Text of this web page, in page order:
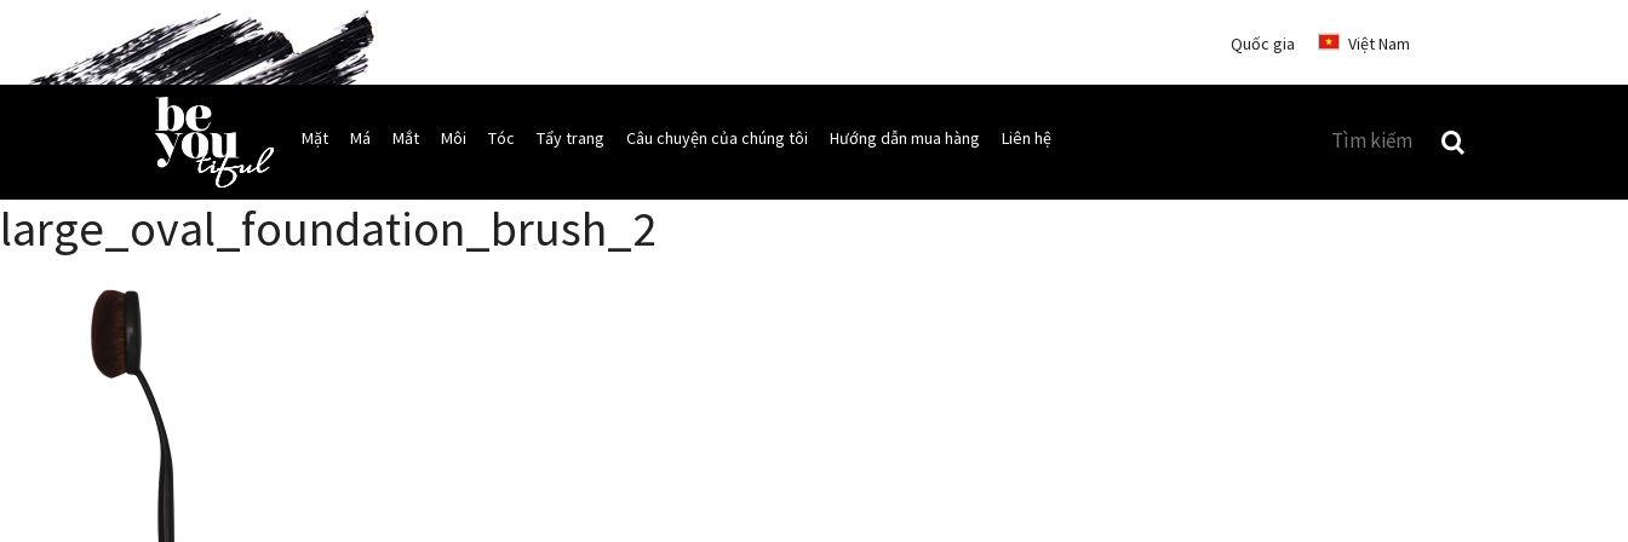
Quốc gia Việt Nam
Mặt Má Mắt Môi Tóc Tẩy trang Câu chuyện của chúng tôi Hướng dẫn mua hàng Liên hệ
large_oval_foundation_brush_2